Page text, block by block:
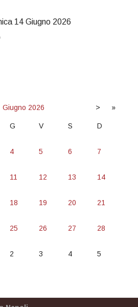
14 Giugno 2026
Giugno 2026 > »
G V S D
4 5 6 7
11 12 13 14
18 19 20 21
25 26 27 28
2 3 4 5